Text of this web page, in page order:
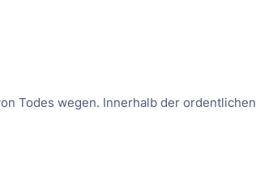
Todes wegen. Innerhalb der ordentlichen